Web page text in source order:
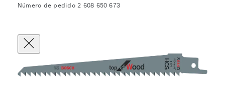
Número de pedido 2 608 650 673